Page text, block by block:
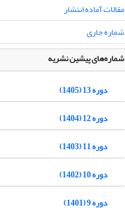
مقالات آماده انتشار
شماره جاری
شماره‌های پیشین نشریه
دوره 13 (1405)
دوره 12 (1404)
دوره 11 (1403)
دوره 10 (1402)
دوره 9 (1401)